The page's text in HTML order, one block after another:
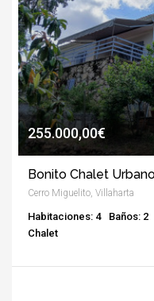
255.000,00€
Bonito Chalet
Cerro Miguelito, Villaharta
Habitaciones: 4 Baños: 2
Chalet